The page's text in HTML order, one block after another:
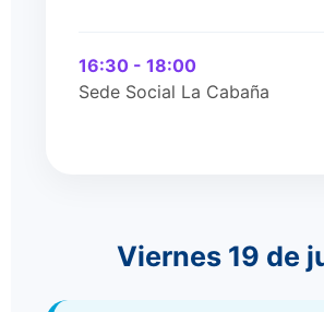
16:30 - 18:00
Sede Social La Cabaña
Viernes 19 de